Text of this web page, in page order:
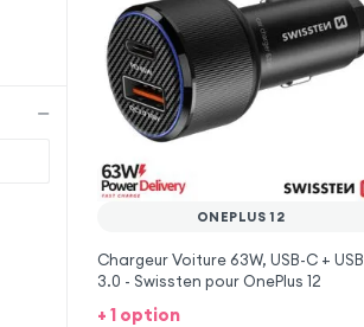
ONEPLUS 12
Chargeur Voiture 63W, USB-C + USB
3.0 - Swissten pour OnePlus 12
+ 1 option